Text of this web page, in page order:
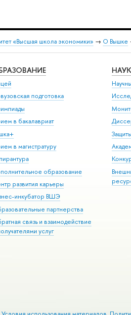
«Высшая школа экономики» → О Вышке
подготовка
в бакалавриат
в магистратуру
образование
развития карьеры
инкубатор ВШЭ
партнерства
связь и взаимодействие
услуг